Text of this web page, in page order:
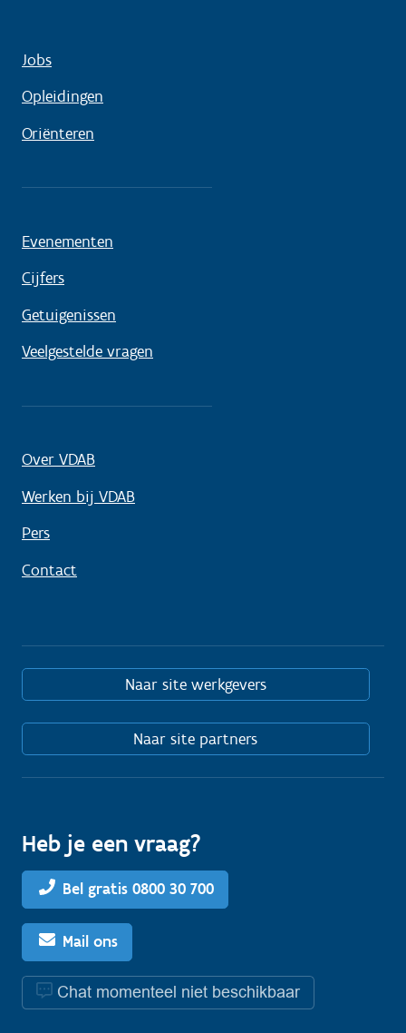
Jobs
Opleidingen
Oriënteren
Evenementen
Cijfers
Getuigenissen
Veelgestelde vragen
Over VDAB
Werken bij VDAB
Pers
Contact
Naar site werkgevers
Naar site partners
Heb je een vraag?
Bel gratis 0800 30 700
Mail ons
Chat momenteel niet beschikbaar